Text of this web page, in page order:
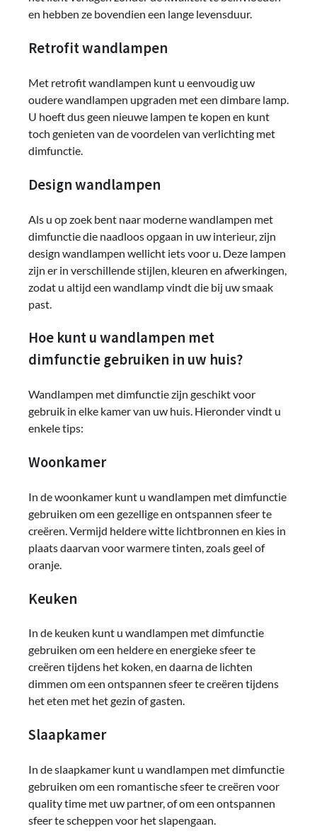
en hebben ze bovendien een lange levensduur.
Retrofit wandlampen
Met retrofit wandlampen kunt u eenvoudig uw
oudere wandlampen upgraden met een dimbare lamp.
U hoeft dus geen nieuwe lampen te kopen en kunt
toch genieten van de voordelen van verlichting met
dimfunctie.
Design wandlampen
Als u op zoek bent naar moderne wandlampen met
dimfunctie die naadloos opgaan in uw interieur, zijn
design wandlampen wellicht iets voor u. Deze lampen
zijn er in verschillende stijlen, kleuren en afwerkingen,
zodat u altijd een wandlamp vindt die bij uw smaak
past.
Hoe kunt u wandlampen met
dimfunctie gebruiken in uw huis?
Wandlampen met dimfunctie zijn geschikt voor
gebruik in elke kamer van uw huis. Hieronder vindt u
enkele tips:
Woonkamer
In de woonkamer kunt u wandlampen met dimfunctie
gebruiken om een gezellige en ontspannen sfeer te
creëren. Vermijd heldere witte lichtbronnen en kies in
plaats daarvan voor warmere tinten, zoals geel of
oranje.
Keuken
In de keuken kunt u wandlampen met dimfunctie
gebruiken om een heldere en energieke sfeer te
creëren tijdens het koken, en daarna de lichten
dimmen om een ontspannen sfeer te creëren tijdens
het eten met het gezin of gasten.
Slaapkamer
In de slaapkamer kunt u wandlampen met dimfunctie
gebruiken om een romantische sfeer te creëren voor
quality time met uw partner, of om een ontspannen
sfeer te scheppen voor het slapengaan.